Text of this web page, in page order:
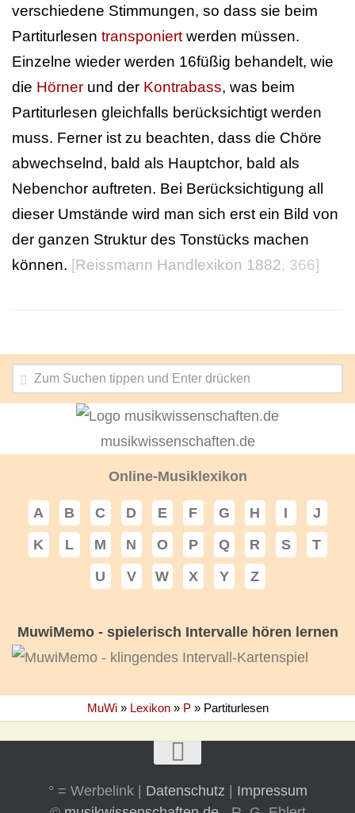
verschiedene Stimmungen, so dass sie beim
Partiturlesen transponiert werden müssen.
Einzelne wieder werden 16füßig behandelt, wie
die Hörner und der Kontrabass, was beim
Partiturlesen gleichfalls berücksichtigt werden
muss. Ferner ist zu beachten, dass die Chöre
abwechselnd, bald als Hauptchor, bald als
Nebenchor auftreten. Bei Berücksichtigung all
dieser Umstände wird man sich erst ein Bild von
der ganzen Struktur des Tonstücks machen
können. [Reissmann Handlexikon 1882, 366]
musikwissenschaften.de
Online-Musiklexikon
A B C D E F G H I
J
K
L M N O P Q R S
T
U
V W X Y Z
MuwiMemo - spielerisch Intervalle hören lernen
MuWi» Lexikon» P» Partiturlesen
° = Werbelink | Datenschutz
Impressum